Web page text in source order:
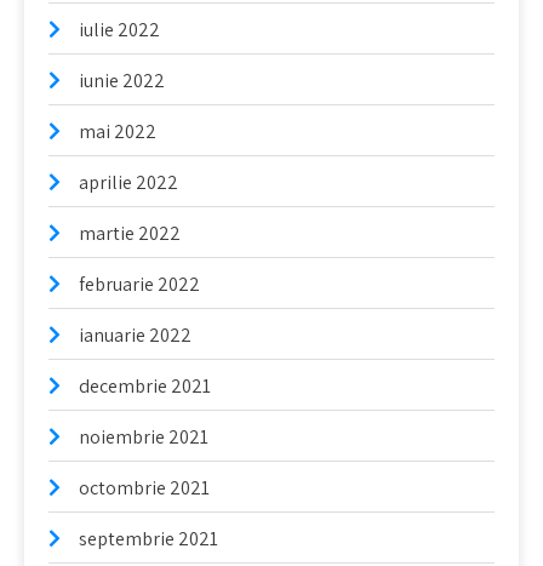
iulie 2022
iunie 2022
mai 2022
aprilie 2022
martie 2022
februarie 2022
ianuarie 2022
decembrie 2021
noiembrie 2021
octombrie 2021
septembrie 2021